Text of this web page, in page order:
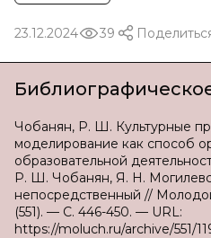
23.12.2024 39
Чобанян, Р. Ш. Культурные
моделирование как способ
образовательной
Р. Ш. Чобанян, Я. Н.
непосредственный //
(551). — С. 446-450. — URL:
https://moluch.ru/archive/551/